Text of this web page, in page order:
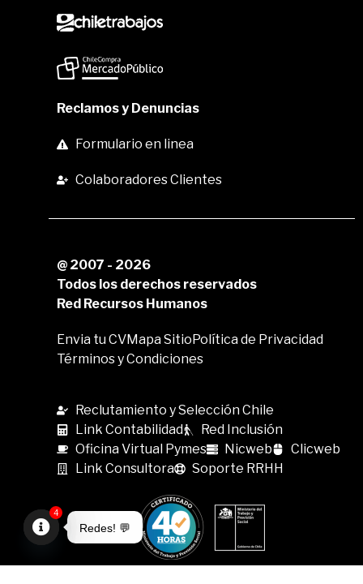
Reclamos y Denuncias
Formulario en linea
Colaboradores Clientes
@ 2007 - 2026
Todos los derechos reservados
Red Recursos Humanos
Envia tu CVMapa SitioPolítica de Privacidad
Términos y Condiciones
Reclutamiento y Selección Chile
Link Contabilidad
Red Inclusión
Oficina Virtual Pymes
Nicweb
Clicweb
Link Consultora
Soporte RRHH
Redes! 💬
4